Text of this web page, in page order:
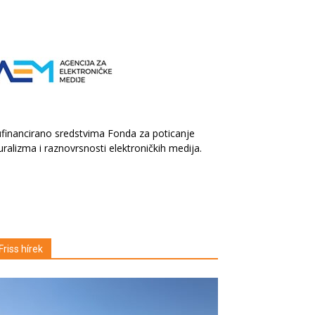
sredstvima Fonda za poticanje
i raznovrsnosti elektroničkih medija.
Friss hírek